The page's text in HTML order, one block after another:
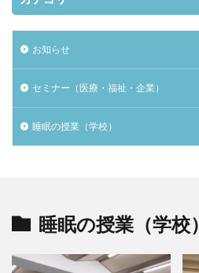
お知らせ
セミナー（医療・福祉・企業）
睡眠の授業（学校）
睡眠の授業（学校）